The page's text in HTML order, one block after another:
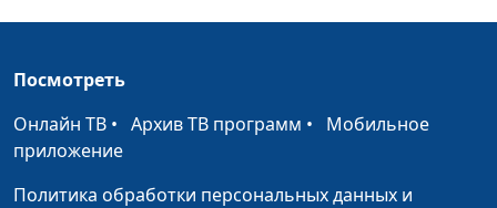
Посмотреть
Онлайн ТВ • Архив ТВ программ • Мобильное
приложение
Политика обработки персональных данных и